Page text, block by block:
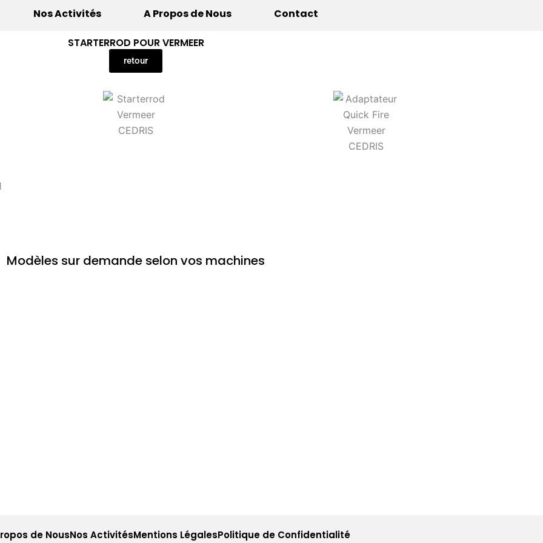
Nos Activités A Propos de Nous Contact
STARTERROD POUR VERMEER​
retour
Modèles sur demande selon vos machines
de NousNos ActivitésMentions LégalesPolitique de Confidentialité